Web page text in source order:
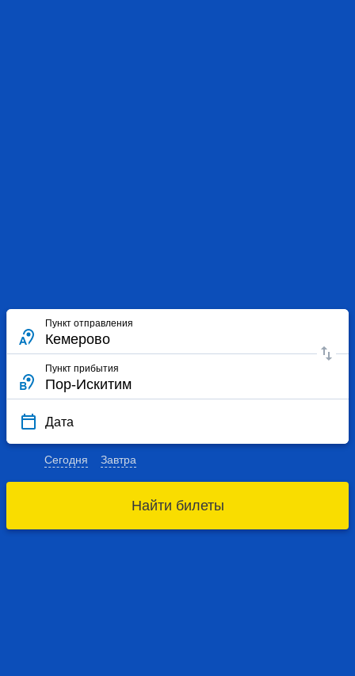
Пункт отправления
Пункт прибытия
Дата
Сегодня Завтра
Найти билеты